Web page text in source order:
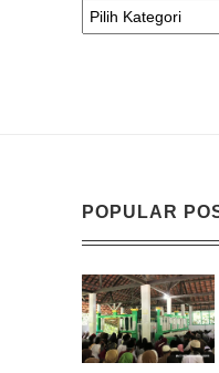
POPULAR